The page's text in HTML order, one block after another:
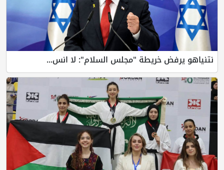
نتنياهو يرفض خريطة "مجلس السلام": لا انس...